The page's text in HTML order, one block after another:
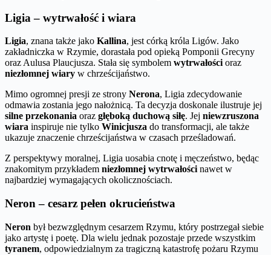
Ligia – wytrwałość i wiara
Ligia, znana także jako Kallina, jest córką króla Ligów. Jako
zakładniczka w Rzymie, dorastała pod opieką Pomponii Grecyny
oraz Aulusa Plaucjusza. Stała się symbolem wytrwałości oraz
niezłomnej wiary w chrześcijaństwo.
Mimo ogromnej presji ze strony Nerona, Ligia zdecydowanie
odmawia zostania jego nałożnicą. Ta decyzja doskonale ilustruje jej
silne przekonania oraz głęboką duchową siłę. Jej niewzruszona
wiara inspiruje nie tylko Winicjusza do transformacji, ale także
ukazuje znaczenie chrześcijaństwa w czasach prześladowań.
Z perspektywy moralnej, Ligia uosabia cnotę i męczeństwo, będąc
znakomitym przykładem niezłomnej wytrwałości nawet w
najbardziej wymagających okolicznościach.
Neron – cesarz pełen okrucieństwa
Neron był bezwzględnym cesarzem Rzymu, który postrzegał siebie
jako artystę i poetę. Dla wielu jednak pozostaje przede wszystkim
tyranem, odpowiedzialnym za tragiczną katastrofę pożaru Rzymu